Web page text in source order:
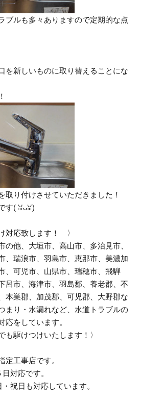
ブルも多々ありますので定期的な点
を新しいものに取り替えることにな
取り付けさせていただきました！
( ꈍᴗꈍ)
対応致します！ 〉
の他、大垣市、高山市、多治見市、
、瑞浪市、羽島市、恵那市、美濃加
、可児市、山県市、瑞穂市、飛騨
呂市、海津市、羽島郡、養老郡、不
本巣郡、加茂郡、可児郡、大野郡な
まり・水漏れなど、水道トラブルの
応をしています。
も駆けつけいたします！〉
定工事店です。
対応です。
祝日も対応しています。